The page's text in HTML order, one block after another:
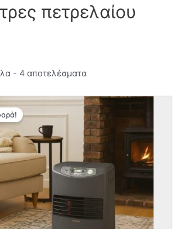
πετρελαίου
- 4 αποτελέσματα